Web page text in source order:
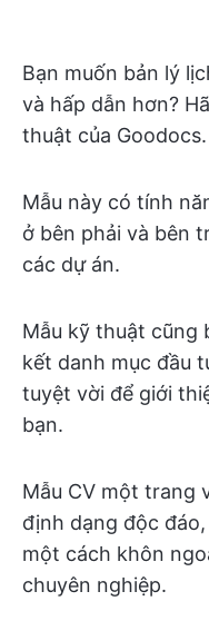
Bạn muốn bản lý
và hấp dẫn hơn?
thuật của Goodocs.
Mẫu này có tính
ở bên phải và bên
các dự án.
Mẫu kỹ thuật cũng
kết danh mục đầu
tuyệt vời để giới
bạn.
Mẫu CV một trang
định dạng độc
một cách khôn
chuyên nghiệp.